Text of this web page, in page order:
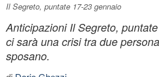
Il Segreto, puntate 17-23 gennaio
Anticipazioni Il Segreto,
ci sarà una crisi tra due
sposano.